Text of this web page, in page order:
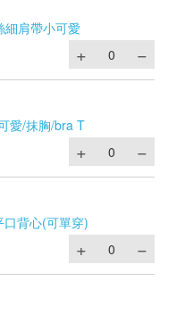
細肩帶小可愛
愛/抹胸/bra T
背心(可單穿)